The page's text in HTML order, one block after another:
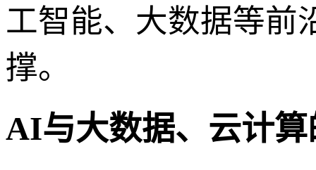
工智能、大数据等前
撑。
AI与大数据、云计